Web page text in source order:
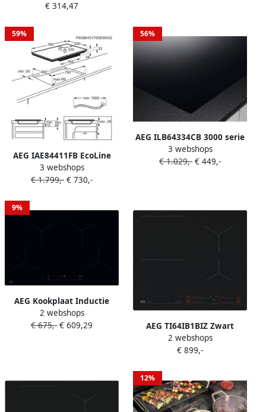
€ 314,47
59%
AEG IAE84411FB EcoLine
7000 serie SenseBoil
Inductiekookplaat Inbouw
3 webshops
€ 1.799,- € 730,-
56%
AEG ILB64334CB 3000 serie
Hob2Hood inductie
kookplaat
3 webshops
€ 1.029,- € 449,-
9%
AEG Kookplaat Inductie
TO84IA0FIB |
Inductiekookplaten |
2 webshops
€ 675,- € 609,29
AEG TI64IB1BIZ Zwart
Ingebouwd 60 cm
Inductiekookplaat zones 4
2 webshops
€ 899,-
12%